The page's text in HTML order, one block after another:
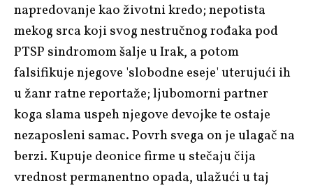
napredovanje kao životni kredo; nepotista
mekog srca koji svog nestručnog rođaka pod
PTSP sindromom šalje u Irak, a potom
falsifikuje njegove 'slobodne eseje' uterujući ih
u žanr ratne reportaže; ljubomorni partner
koga slama uspeh njegove devojke te ostaje
nezaposleni samac. Povrh svega on je ulagač na
berzi. Kupuje deonice firme u stečaju čija
vrednost permanentno opada, ulažući u taj